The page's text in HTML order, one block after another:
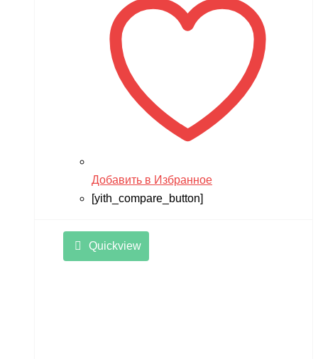
Добавить в Избранное
[yith_compare_button]
Quickview